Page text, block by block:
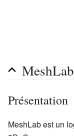
MeshLab
Présentation
MeshLab est un